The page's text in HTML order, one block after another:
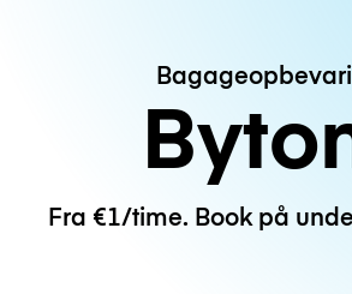
Fra €1/time. Book på